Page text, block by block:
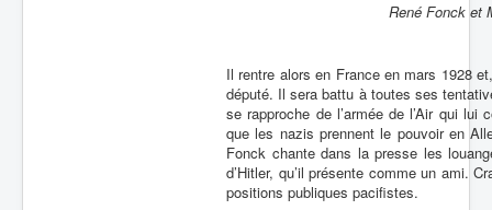
René Fonck et
Il rentre alors en France en mars 1928
député. Il sera battu à toutes ses
se rapproche de l’armée de l’Air qui lui
que les nazis prennent le pouvoir en
Fonck chante dans la presse les
d’Hitler, qu’il présente comme un ami.
positions publiques pacifistes.